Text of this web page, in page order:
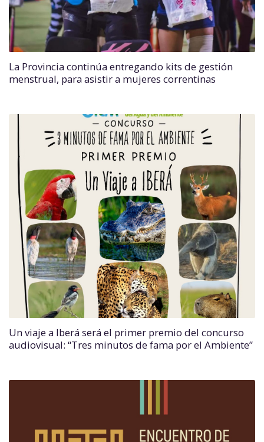
La Provincia continúa entregando kits de gestión
menstrual, para asistir a mujeres correntinas
Un viaje a Iberá será el primer premio del concurso
audiovisual: “Tres minutos de fama por el Ambiente”